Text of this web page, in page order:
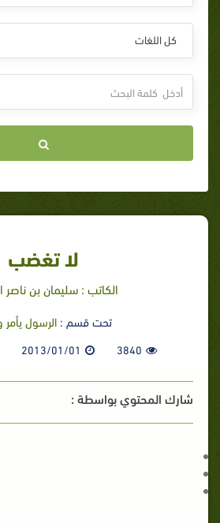
كل اللغات
لا تغضب
الكاتب : سليمان بن ناصر
تحت قسم :الرسول
3840
2013/01/01
شارك المحتوي بواسطة :